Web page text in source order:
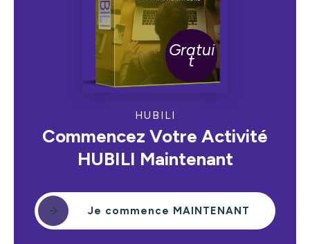
HUBILI
Commencez Votre Activité
HUBILI Maintenant
Je commence MAINTENANT
Gratui
t